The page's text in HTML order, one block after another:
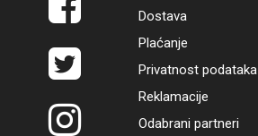
Dostava
Plaćanje
Privatnost podataka
Reklamacije
Odabrani partneri